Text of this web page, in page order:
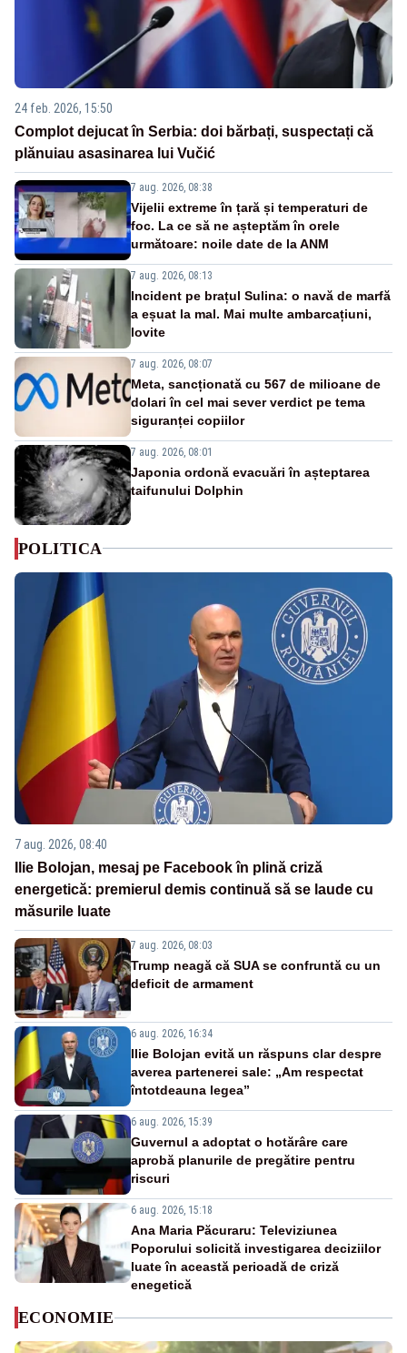
24 feb. 2026, 15:50
Complot dejucat în Serbia: doi bărbați, suspectați că
plănuiau asasinarea lui Vučić
7 aug. 2026, 08:38
Vijelii extreme în țară și temperaturi de
foc. La ce să ne așteptăm în orele
următoare: noile date de la ANM
7 aug. 2026, 08:13
Incident pe brațul Sulina: o navă de marfă
a eșuat la mal. Mai multe ambarcațiuni,
lovite
7 aug. 2026, 08:07
Meta, sancționată cu 567 de milioane de
dolari în cel mai sever verdict pe tema
siguranței copiilor
7 aug. 2026, 08:01
Japonia ordonă evacuări în așteptarea
taifunului Dolphin
POLITICA
7 aug. 2026, 08:40
Ilie Bolojan, mesaj pe Facebook în plină criză
energetică: premierul demis continuă să se laude cu
măsurile luate
7 aug. 2026, 08:03
Trump neagă că SUA se confruntă cu un
deficit de armament
6 aug. 2026, 16:34
Ilie Bolojan evită un răspuns clar despre
averea partenerei sale: „Am respectat
întotdeauna legea”
6 aug. 2026, 15:39
Guvernul a adoptat o hotărâre care
aprobă planurile de pregătire pentru
riscuri
6 aug. 2026, 15:18
Ana Maria Păcuraru: Televiziunea
Poporului solicită investigarea deciziilor
luate în această perioadă de criză
enegetică
ECONOMIE